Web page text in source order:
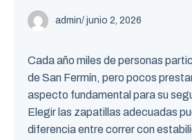
admin/ junio 2, 2026
Cada año miles de personas
de San Fermín, pero pocos
aspecto fundamental para su
Elegir las zapatillas adecuadas
diferencia entre correr con